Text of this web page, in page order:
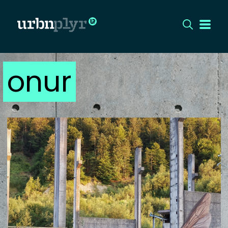
CÍMLAP
DIZÁJN
DIVAT
HIP
KULT
UTCA
onur